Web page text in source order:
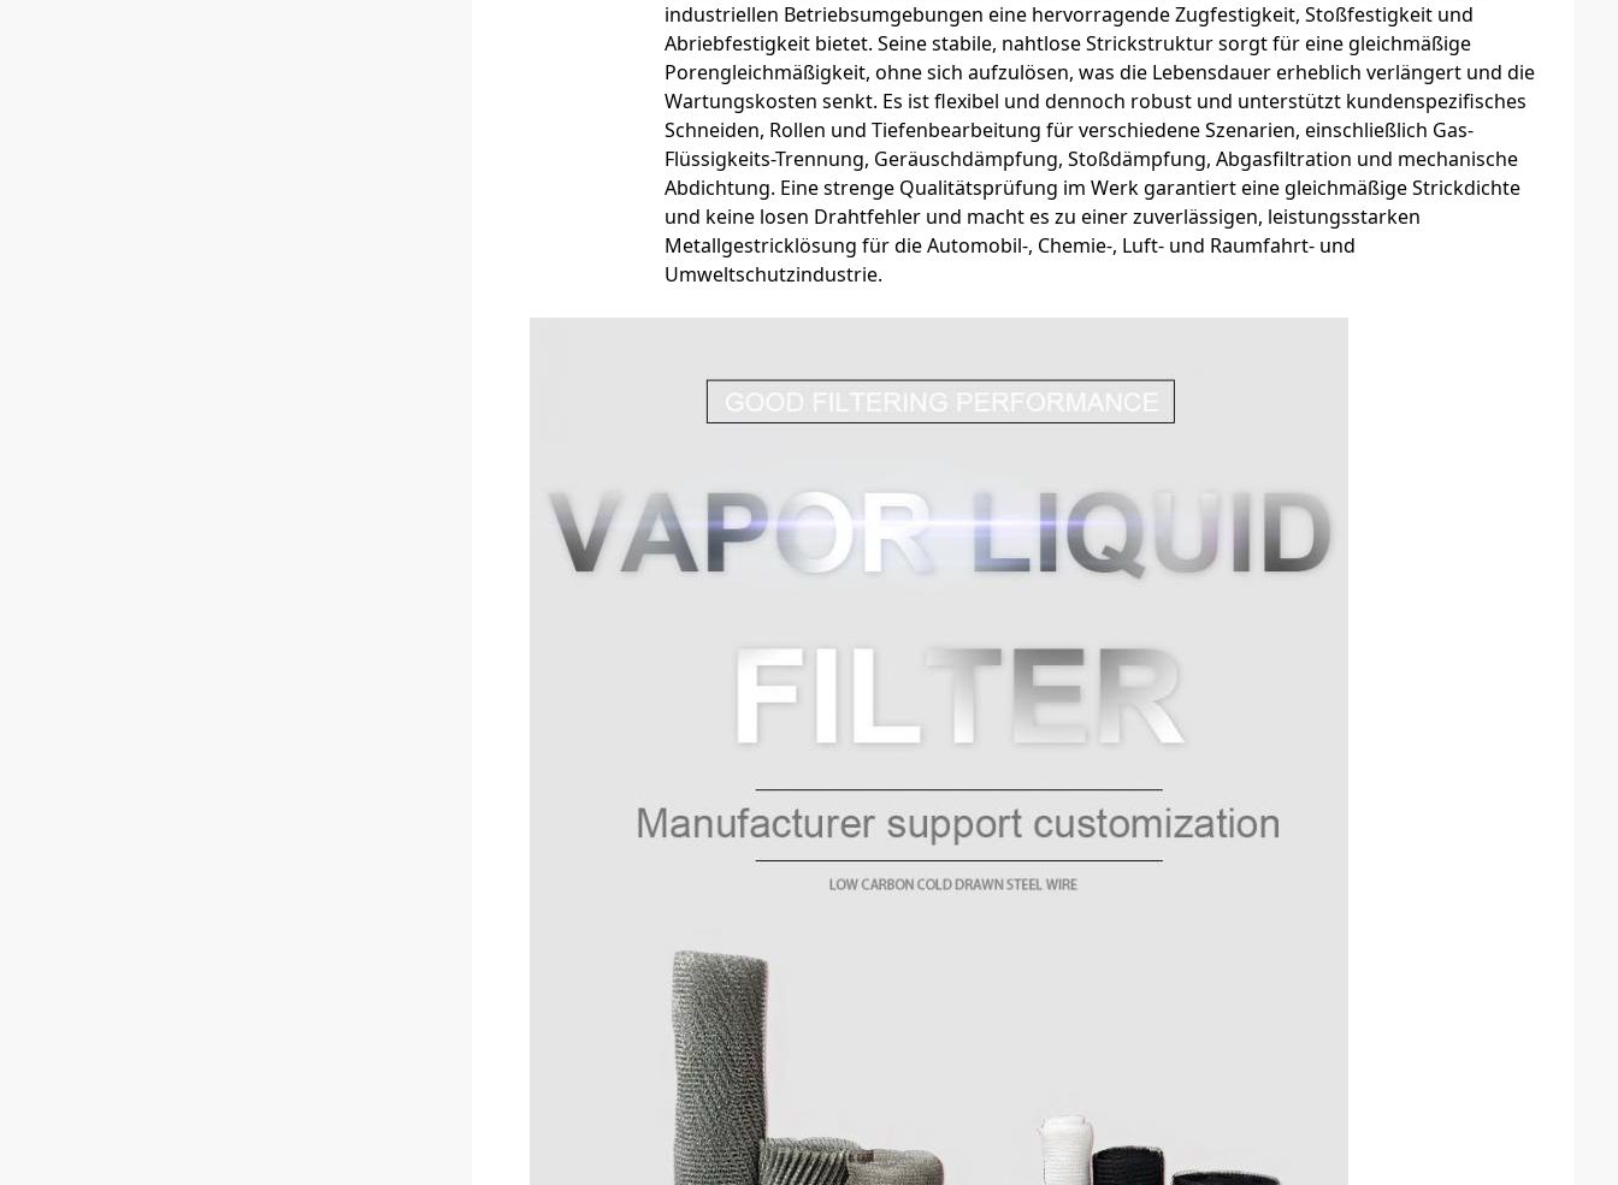
industriellen Betriebsumgebungen eine hervorragende Zugfestigkeit, Stoßfestigkeit und
Abriebfestigkeit bietet. Seine stabile, nahtlose Strickstruktur sorgt für eine gleichmäßige
Porengleichmäßigkeit, ohne sich aufzulösen, was die Lebensdauer erheblich verlängert und die
Wartungskosten senkt. Es ist flexibel und dennoch robust und unterstützt kundenspezifisches
Schneiden, Rollen und Tiefenbearbeitung für verschiedene Szenarien, einschließlich Gas-
Flüssigkeits-Trennung, Geräuschdämpfung, Stoßdämpfung, Abgasfiltration und mechanische
Abdichtung. Eine strenge Qualitätsprüfung im Werk garantiert eine gleichmäßige Strickdichte
und keine losen Drahtfehler und macht es zu einer zuverlässigen, leistungsstarken
Metallgestricklösung für die Automobil-, Chemie-, Luft- und Raumfahrt- und
Umweltschutzindustrie.